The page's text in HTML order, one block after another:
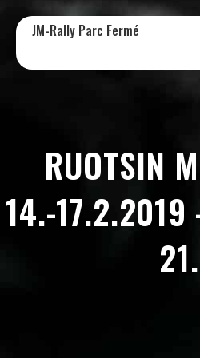
JM-Rally Parc Fermé
RUOTSIN
14.-17.2.2019
21.